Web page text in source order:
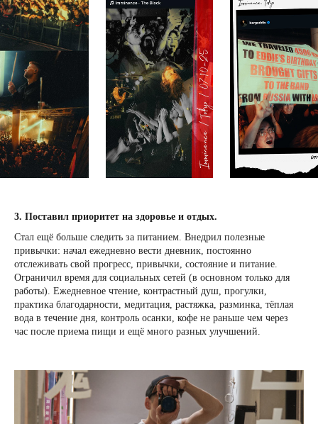
3. Поставил приоритет на здоровье и отдых.
Стал ещё больше следить за питанием. Внедрил полезные
привычки: начал ежедневно вести дневник, постоянно
отслеживать свой прогресс, привычки, состояние и питание.
Ограничил время для социальных сетей (в основном только для
работы). Ежедневное чтение, контрастный душ, прогулки,
практика благодарности, медитация, растяжка, разминка, тёплая
вода в течение дня, контроль осанки, кофе не раньше чем через
час после приема пищи и ещё много разных улучшений.